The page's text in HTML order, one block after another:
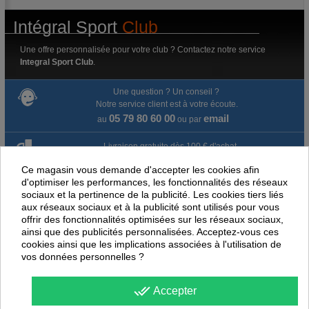
Intégral Sport Club
Une offre personnalisée pour votre club ? Contactez notre service
Integral Sport Club
Une question ? Un conseil ?
Notre service client est à votre écoute.
au 05 79 80 60 00ou par email
Livraison gratuite dès 100 € d'achat.
Paiement en ligne 100% sécurisé
Paiement par virement
Satisfait ou remboursé jusqu'à 60 jours
PEUVENT ÉGALEMENT VOUS INTÉRESSER
Ce magasin vous demande d'accepter les cookies afin
d'optimiser les performances, les fonctionnalités des réseaux
sociaux et la pertinence de la publicité. Les cookies tiers liés
aux réseaux sociaux et à la publicité sont utilisés pour vous
offrir des fonctionnalités optimisées sur les réseaux sociaux,
ainsi que des publicités personnalisées. Acceptez-vous ces
cookies ainsi que les implications associées à l'utilisation de
vos données personnelles ?
done_all Accepter